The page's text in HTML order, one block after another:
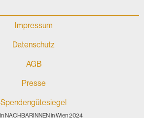
Impressum
Datenschutz
AGB
Presse
Spendengütesiegel
NACHBARINNEN in Wien 2024